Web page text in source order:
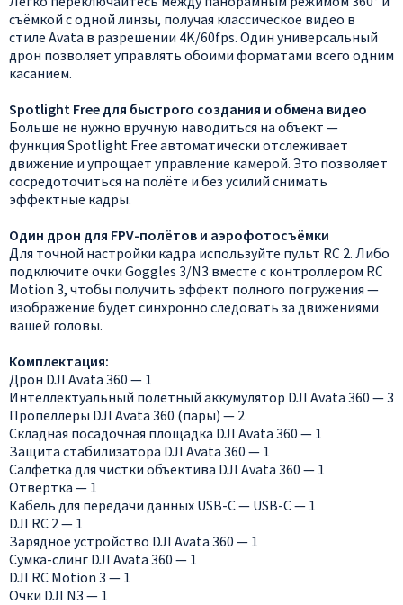
съёмкой с одной линзы, получая классическое видео в
стиле Avata в разрешении 4K/60fps. Один универсальный
дрон позволяет управлять обоими форматами всего одним
касанием.
Spotlight Free для быстрого создания и обмена видео
Больше не нужно вручную наводиться на объект —
функция Spotlight Free автоматически отслеживает
движение и упрощает управление камерой. Это позволяет
сосредоточиться на полёте и без усилий снимать
эффектные кадры.
Один дрон для FPV-полётов и аэрофотосъёмки
Для точной настройки кадра используйте пульт RC 2. Либо
подключите очки Goggles 3/N3 вместе с контроллером RC
Motion 3, чтобы получить эффект полного погружения —
изображение будет синхронно следовать за движениями
вашей головы.
Комплектация:
Дрон DJI Avata 360 — 1
Интеллектуальный полетный аккумулятор DJI Avata 360 — 3
Пропеллеры DJI Avata 360 (пары) — 2
Складная посадочная площадка DJI Avata 360 — 1
Защита стабилизатора DJI Avata 360 — 1
Салфетка для чистки объектива DJI Avata 360 — 1
Отвертка — 1
Кабель для передачи данных USB-C — USB-C — 1
DJI RC 2 — 1
Зарядное устройство DJI Avata 360 — 1
Сумка-слинг DJI Avata 360 — 1
DJI RC Motion 3 — 1
Очки DJI N3 — 1